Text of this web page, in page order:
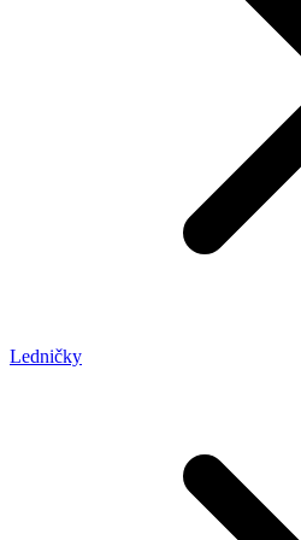
Ledničky